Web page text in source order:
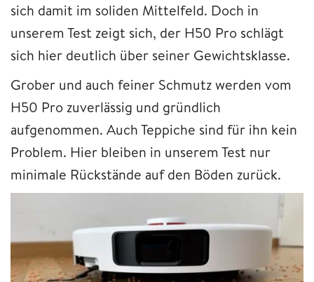
sich damit im soliden Mittelfeld. Doch in
unserem Test zeigt sich, der H50 Pro schlägt
sich hier deutlich über seiner Gewichtsklasse.
Grober und auch feiner Schmutz werden vom
H50 Pro zuverlässig und gründlich
aufgenommen. Auch Teppiche sind für ihn kein
Problem. Hier bleiben in unserem Test nur
minimale Rückstände auf den Böden zurück.